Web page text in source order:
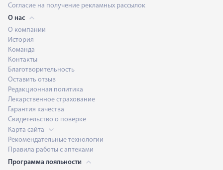
Согласие на получение рекламных рассылок
О нас
О компании
История
Команда
Контакты
Благотворительность
Оставить отзыв
Редакционная политика
Лекарственное страхование
Гарантия качества
Свидетельство о поверке
Карта сайта
Рекомендательные технологии
Правила работы с аптеками
Программа лояльности